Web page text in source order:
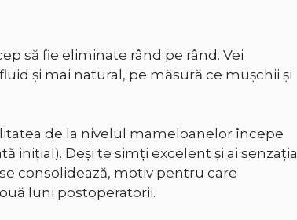
să fie eliminate rând pe rând. Vei
și mai natural, pe măsură ce mușchii și
de la nivelul mameloanelor începe
inițial). Deși te simți excelent și ai senzația
consolidează, motiv pentru care
luni postoperatorii.